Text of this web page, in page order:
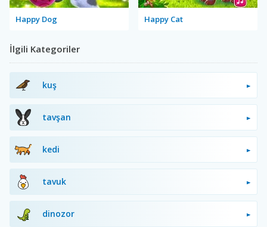
Happy Dog Happy Cat
İlgili Kategoriler
kuş
tavşan
kedi
tavuk
dinozor